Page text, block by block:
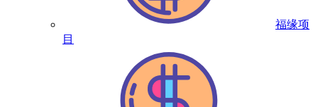
福缘项
目